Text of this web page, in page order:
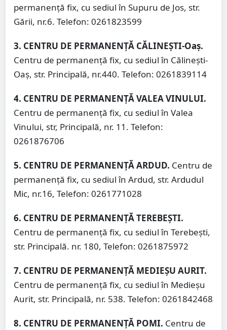
permanență fix, cu sediul în Supuru de Jos, str.
Gării, nr.6. Telefon: 0261823599
3. CENTRU DE PERMANENȚĂ CĂLINEȘTI-Oaș.
Centru de permanență fix, cu sediul în Călinești-
Oaș, str. Principală, nr.440. Telefon: 0261839114
4. CENTRU DE PERMANENȚĂ VALEA VINULUI.
Centru de permanență fix, cu sediul în Valea
Vinului, str, Principală, nr. 11. Telefon:
0261876706
5. CENTRU DE PERMANENȚĂ ARDUD. Centru de
permanență fix, cu sediul în Ardud, str. Ardudul
Mic, nr.16, Telefon: 0261771028
6. CENTRU DE PERMANENȚĂ TEREBEȘTI.
Centru de permanență fix, cu sediul în Terebești,
str. Principală. nr. 180, Telefon: 0261875972
7. CENTRU DE PERMANENȚĂ MEDIEȘU AURIT.
Centru de permanență fix, cu sediul în Medieșu
Aurit, str. Principală, nr. 538. Telefon: 0261842468
8. CENTRU DE PERMANENȚĂ POMI. Centru de